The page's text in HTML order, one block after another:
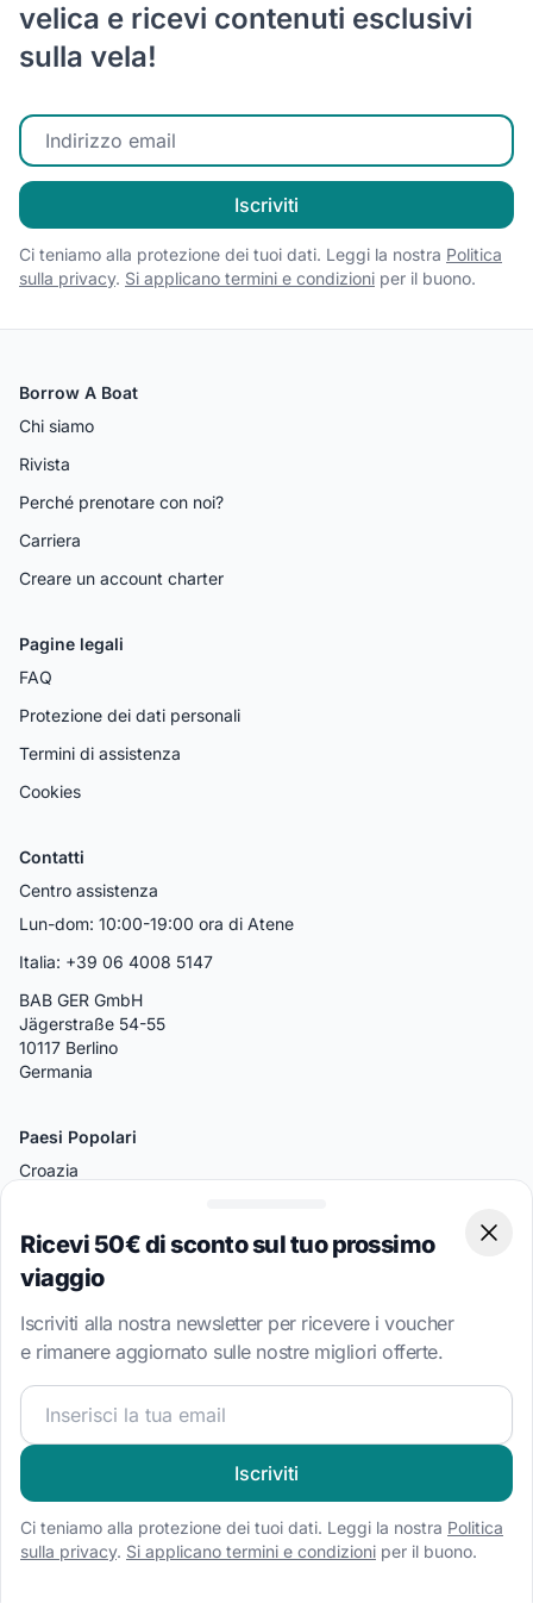
velica e ricevi contenuti esclusivi
sulla vela!
Inserisci la tua email
Iscriviti
Ci teniamo alla protezione dei tuoi dati. Leggi la nostra Politica
sulla privacy. Si applicano termini e condizioni per il buono.
Borrow A Boat
Chi siamo
Rivista
Perché prenotare con noi?
Carriera
Creare un account charter
Pagine legali
FAQ
Protezione dei dati personali
Termini di assistenza
Cookies
Contatti
Centro assistenza
Lun-dom: 10:00-19:00 ora di Atene
Italia: +39 06 4008 5147
BAB GER GmbH
Jägerstraße 54-55
10117 Berlino
Germania
Paesi Popolari
Croazia
Italia
Turchia
Bahamas
Isole Vergini Britanniche
Destinazioni Popolari
Spalato
Amalfi
Palermo
Ricevi 50€ di sconto sul tuo prossimo
viaggio
Iscriviti alla nostra newsletter per ricevere i voucher
e rimanere aggiornato sulle nostre migliori offerte.
Unisciti alla nostra community velica e ricevi contenuti
Iscriviti
Ci teniamo alla protezione dei tuoi dati. Leggi la nostra Politica
sulla privacy. Si applicano termini e condizioni per il buono.